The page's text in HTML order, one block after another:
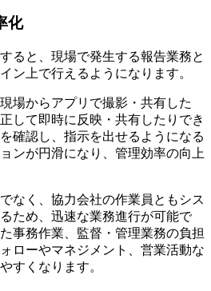
化
ると、現場で発生する報告業務と
ン上で行えるようになります。
場からアプリで撮影・共有した
して即時に反映・共有したりでき
確認し、指示を出せるようになる
ンが円滑になり、管理効率の向上
なく、協力会社の作業員ともシス
ため、迅速な業務進行が可能で
事務作業、監督・管理業務の負担
ローやマネジメント、営業活動な
すくなります。